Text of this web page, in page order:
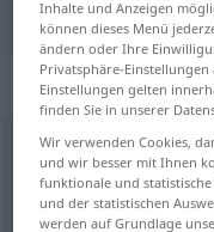
"Gier"
„Gier“:
Gierf <Gier>
Übersicht aller
(Für mehr Details die
Inhalte und Anzeigen
können dieses Menü
ändern oder Ihre
Privatsphäre-
Einstellungen gelten
finden Sie in unserer
Wir verwenden Cookies,
und wir besser mit Ihnen
funktionale und
und der statistischen
werden auf Grundlage